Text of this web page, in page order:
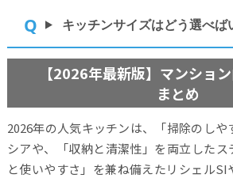
キッチンサイズはどう選べば
【2026年最新版】マンショ
まとめ
2026年の人気キッチンは、「掃除のしや
シアや、「収納と清潔性」を両立したス
と使いやすさ」を兼ね備えたリシェルSI